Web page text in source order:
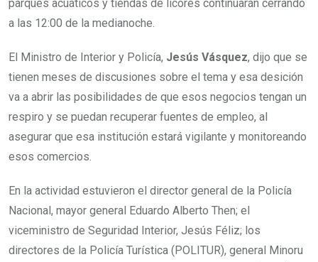
parques acuáticos y tiendas de licores continuarán cerrando
a las 12:00 de la medianoche.
El Ministro de Interior y Policía, Jesús Vásquez, dijo que se
tienen meses de discusiones sobre el tema y esa desición
va a abrir las posibilidades de que esos negocios tengan un
respiro y se puedan recuperar fuentes de empleo, al
asegurar que esa institución estará vigilante y monitoreando
esos comercios.
En la actividad estuvieron el director general de la Policía
Nacional, mayor general Eduardo Alberto Then; el
viceministro de Seguridad Interior, Jesús Féliz; los
directores de la Policía Turística (POLITUR), general Minoru